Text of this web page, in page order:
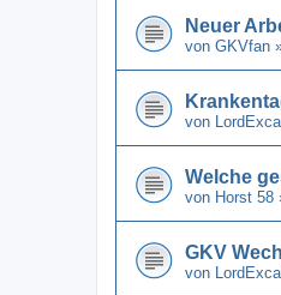
Neuer
von GKVfan
von
Welche
von Horst 58
GKV
von